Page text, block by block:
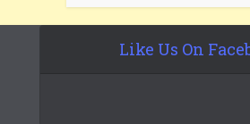
Like Us On